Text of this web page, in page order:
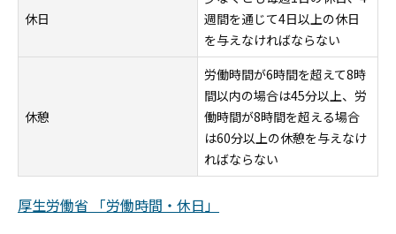
休日
週間を通じて4日以上の休日
を与えなければならない
休憩
労働時間が6時間を超えて8時
間以内の場合は45分以上、労
働時間が8時間を超える場合
は60分以上の休憩を与えなけ
ればならない
厚生労働省 「労働時間・休日」